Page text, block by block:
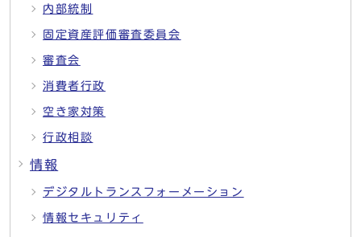
内部統制
固定資産評価審査委員会
審査会
消費者行政
空き家対策
行政相談
情報
デジタルトランスフォーメーション
情報セキュリティ